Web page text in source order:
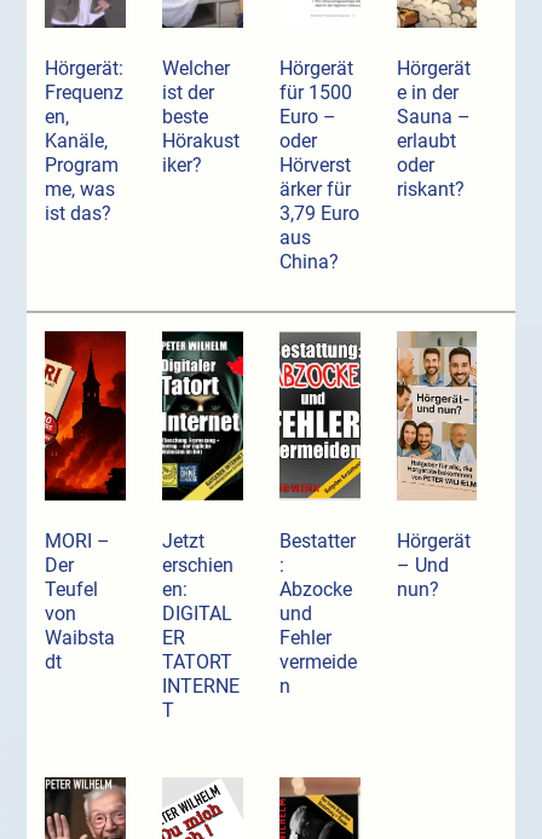
Hörgerät:
Frequenz
en,
Kanäle,
Program
me, was
ist das?
Welcher
ist der
beste
Hörakust
iker?
Hörgerät
für 1500
Euro –
oder
Hörverst
ärker für
3,79 Euro
aus
China?
Hörgerät
e in der
Sauna –
erlaubt
oder
riskant?
MORI –
Der
Teufel
von
Waibsta
dt
Jetzt
erschien
en:
DIGITAL
ER
TATORT
INTERNE
T
Bestatter
:
Abzocke
und
Fehler
vermeide
n
Hörgerät
– Und
nun?